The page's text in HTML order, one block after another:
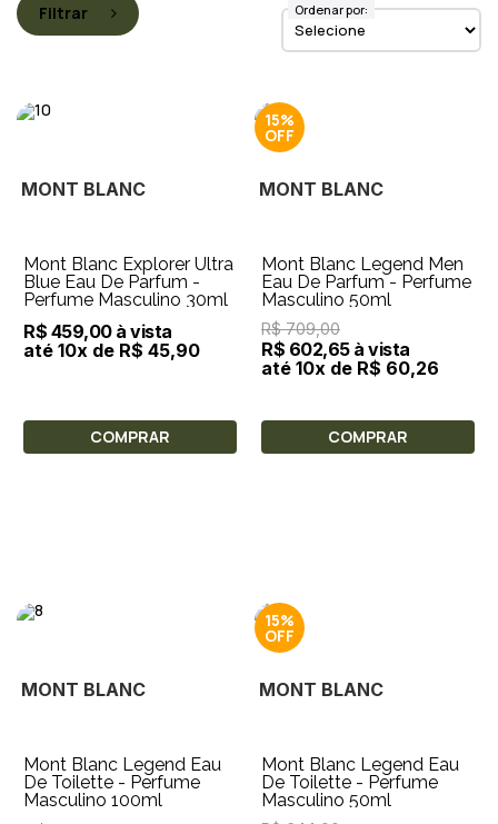
Filtrar Ordenar por:
MONT BLANC
Mont Blanc Explorer Ultra
Blue Eau De Parfum -
Perfume Masculino 30ml
R$ 459,00 à vista
até 10x de R$ 45,90
COMPRAR
15%
MONT BLANC
Mont Blanc Legend Men
Eau De Parfum - Perfume
Masculino 50ml
R$ 709,00
R$ 602,65 à vista
até 10x de R$ 60,26
COMPRAR
MONT BLANC
Mont Blanc Legend Eau
De Toilette - Perfume
Masculino 100ml
15%
MONT BLANC
Mont Blanc Legend Eau
De Toilette - Perfume
Masculino 50ml